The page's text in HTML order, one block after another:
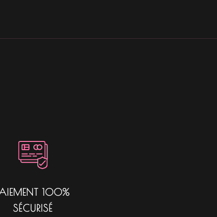
100%
SÉCURISÉ